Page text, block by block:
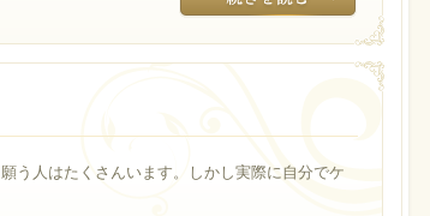
う人はたくさんいます。しかし実際に自分でケ